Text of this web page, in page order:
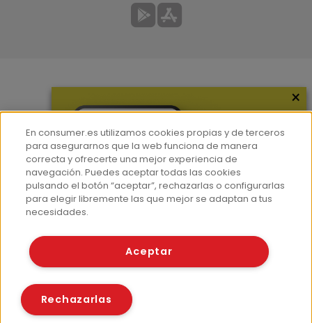
Hemeroteca
Contacto
Prensa
Corpus Lingüístico Consumer
© Fundación EROSKI
Políticas de cookies
×
En consumer.es utilizamos cookies propias y de terceros
para asegurarnos que la web funciona de manera
correcta y ofrecerte una mejor experiencia de
navegación. Puedes aceptar todas las cookies
pulsando el botón “aceptar”, rechazarlas o configurarlas
para elegir libremente las que mejor se adaptan a tus
necesidades.
Aceptar
Rechazarlas